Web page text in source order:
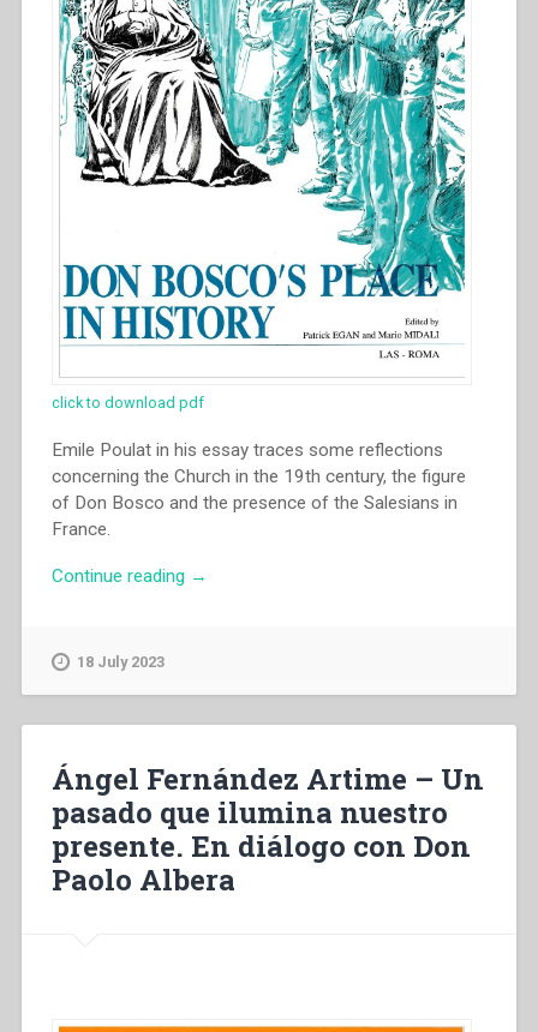
click to download pdf
Emile Poulat in his essay traces some reflections
concerning the Church in the 19th century, the figure
of Don Bosco and the presence of the Salesians in
France.
Continue reading “Emile
in
the
world
the
Bosco’s
→
18 July 2023
Ángel Fernández Artime – Un
pasado que ilumina nuestro
presente. En diálogo con Don
Paolo Albera